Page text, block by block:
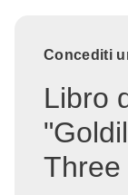
Concediti
Libro
Three